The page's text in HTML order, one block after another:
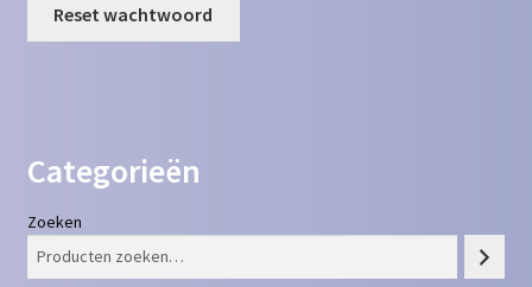
Privacy Policy
Reset wachtwoord
Categorieën
Zoeken